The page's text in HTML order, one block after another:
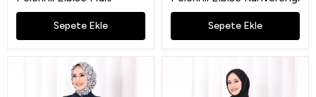
Sepete Ekle Sepete Ekle